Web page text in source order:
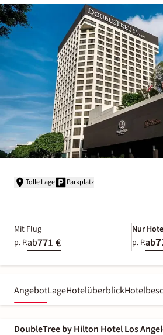
Tolle Lage Parkplatz
Mit Flug
p. P.ab771 €
Nur
p. P.ab
AngebotLageHotelüberblick
DoubleTree by Hilton Hotel Los